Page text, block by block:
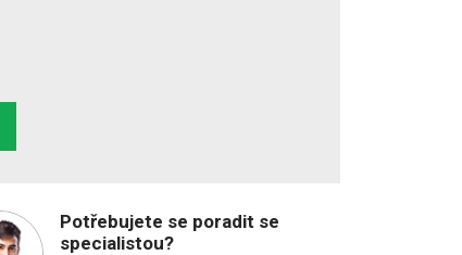
Potřebujete se poradit se
specialistou?